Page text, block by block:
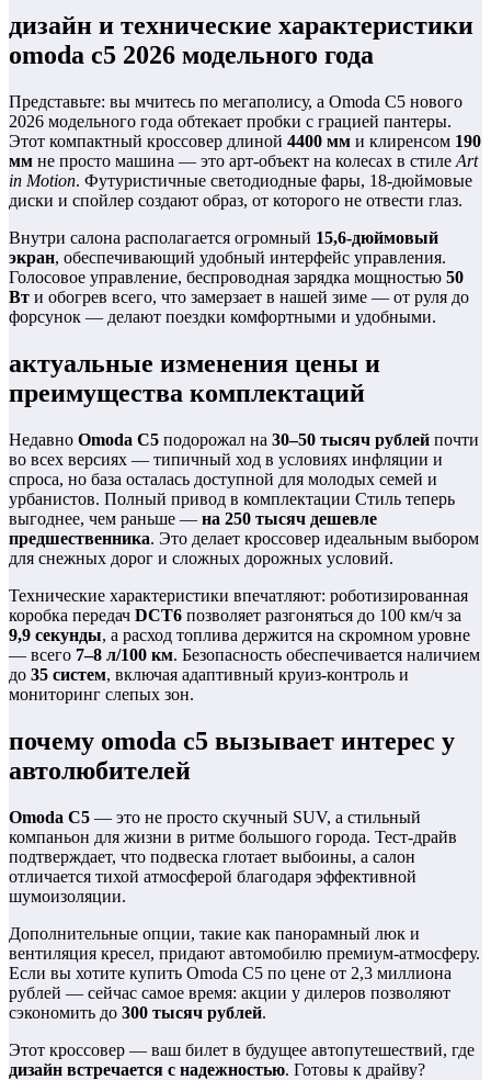
дизайн и технические характеристики
omoda c5 2026 модельного года
Представьте: вы мчитесь по мегаполису, а Omoda C5 нового
2026 модельного года обтекает пробки с грацией пантеры.
Этот компактный кроссовер длиной 4400 мм и клиренсом 190
мм не просто машина — это арт-объект на колесах в стиле Art
in Motion. Футуристичные светодиодные фары, 18-дюймовые
диски и спойлер создают образ, от которого не отвести глаз.
Внутри салона располагается огромный 15,6-дюймовый
экран, обеспечивающий удобный интерфейс управления.
Голосовое управление, беспроводная зарядка мощностью 50
Вт и обогрев всего, что замерзает в нашей зиме — от руля до
форсунок — делают поездки комфортными и удобными.
актуальные изменения цены и
преимущества комплектаций
Недавно Omoda C5 подорожал на 30–50 тысяч рублей почти
во всех версиях — типичный ход в условиях инфляции и
спроса, но база осталась доступной для молодых семей и
урбанистов. Полный привод в комплектации Стиль теперь
выгоднее, чем раньше — на 250 тысяч дешевле
предшественника. Это делает кроссовер идеальным выбором
для снежных дорог и сложных дорожных условий.
Технические характеристики впечатляют: роботизированная
коробка передач DCT6 позволяет разгоняться до 100 км/ч за
9,9 секунды, а расход топлива держится на скромном уровне
— всего 7–8 л/100 км. Безопасность обеспечивается наличием
до 35 систем, включая адаптивный круиз-контроль и
мониторинг слепых зон.
почему omoda c5 вызывает интерес у
автолюбителей
Omoda C5 — это не просто скучный SUV, а стильный
компаньон для жизни в ритме большого города. Тест-драйв
подтверждает, что подвеска глотает выбоины, а салон
отличается тихой атмосферой благодаря эффективной
шумоизоляции.
Дополнительные опции, такие как панорамный люк и
вентиляция кресел, придают автомобилю премиум-атмосферу.
Если вы хотите купить Omoda C5 по цене от 2,3 миллиона
рублей — сейчас самое время: акции у дилеров позволяют
сэкономить до 300 тысяч рублей.
Этот кроссовер — ваш билет в будущее автопутешествий, где
дизайн встречается с надежностью. Готовы к драйву?